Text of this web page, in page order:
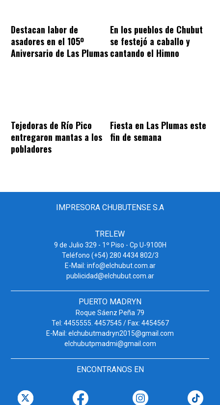
Destacan labor de
asadores en el 105º
Aniversario de Las Plumas
En los pueblos de Chubut
se festejó a caballo y
cantando el Himno
Tejedoras de Río Pico
entregaron mantas a los
pobladores
Fiesta en Las Plumas este
fin de semana
IMPRESORA CHUBUTENSE S.A
TRELEW
9 de Julio 329 - 1º Piso - Cp U-9100H
Teléfono (+54) 280 4434 802/3
E-Mail: info@elchubut.com.ar
publicidad@elchubut.com.ar
PUERTO MADRYN
Roque Sáenz Peña 79
Tel: 4455555. 4457545 / Fax: 4454567
E-Mail: elchubutmadryn2015@gmail.com
elchubutpmadmi@gmail.com
ENCONTRANOS EN